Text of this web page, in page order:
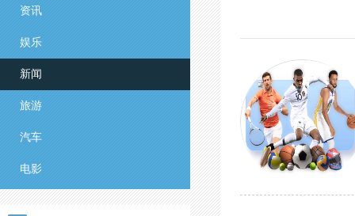
资讯
娱乐
新闻
旅游
汽车
电影